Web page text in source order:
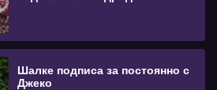
Шалке подписа за постоянно с
Джеко